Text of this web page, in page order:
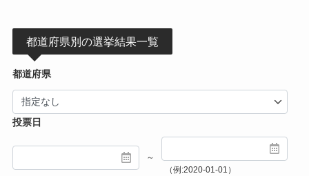
都道府県別の選挙結果一覧
都道府県
投票日
～
（例:2020-01-01）